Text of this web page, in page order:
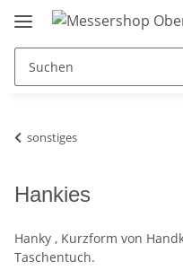
sonstiges
Hankies
Hanky , Kurzform von
Taschentuch.